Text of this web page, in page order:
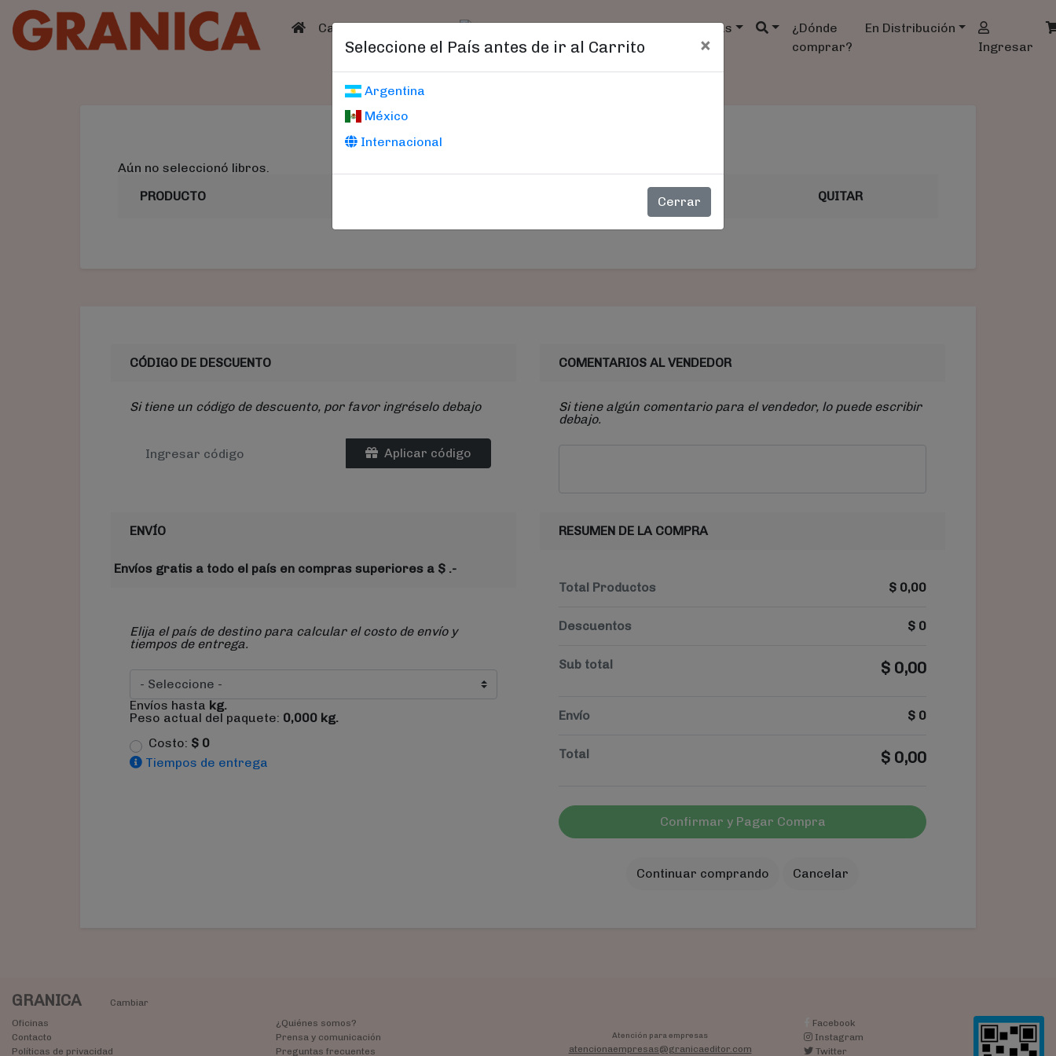
(current)
Catálogo Catálogo Agendas
¿Dónde
comprar?
En Distribución
Ingresar
Seleccione el País antes de ir al Carrito ×
Argentina
México
Internacional
Cerrar
Carrito De Compras
Aún no seleccionó libros.
PRODUCTO
SUB-TOTAL QUITAR
CÓDIGO DE DESCUENTO
Si tiene un código de descuento, por favor ingréselo debajo
Aplicar código
ENVÍO
Envíos gratis a todo el país en compras superiores a $ .-
Elija el país de destino para calcular el costo de envío y
tiempos de entrega.
Envíos hasta kg.
Peso actual del paquete: 0,000 kg.
Costo: $ 0
Tiempos de entrega
COMENTARIOS AL VENDEDOR
Si tiene algún comentario para el vendedor, lo puede escribir
debajo.
RESUMEN DE LA COMPRA
Total Productos $ 0,00
Descuentos $ 0
Sub total $ 0,00
Envío $ 0
Total $ 0,00
Confirmar y Pagar Compra
Continuar comprando Cancelar
GRANICA
Cambiar
Oficinas
Contacto
Políticas de privacidad
¿Quiénes somos?
Prensa y comunicación
Preguntas frecuentes
Atención para empresas
atencionaempresas@granicaeditor.com
Facebook
Instagram
Twitter